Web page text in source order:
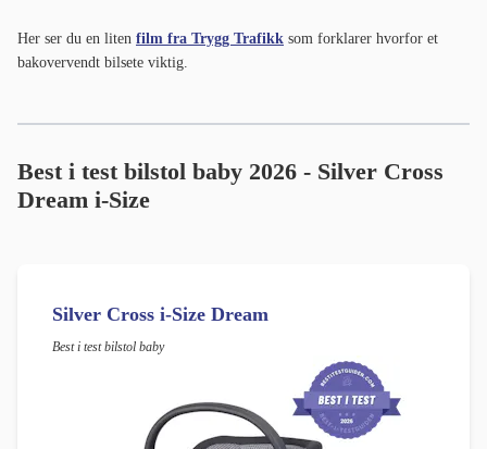
Her ser du en liten film fra Trygg Trafikk som forklarer hvorfor et
bakovervendt bilsete viktig.
Best i test bilstol baby 2026 - Silver Cross
Dream i-Size
Silver Cross i-Size Dream
Best i test bilstol baby